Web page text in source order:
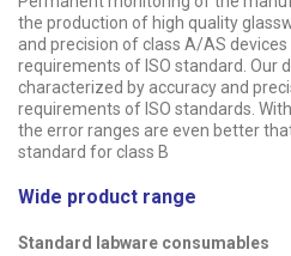
the production of high quality
and precision of class A/AS
requirements of ISO standard. Our
characterized by accuracy and
requirements of ISO standards.
the error ranges are even better
standard for class B
Wide product range
Standard labware consumables